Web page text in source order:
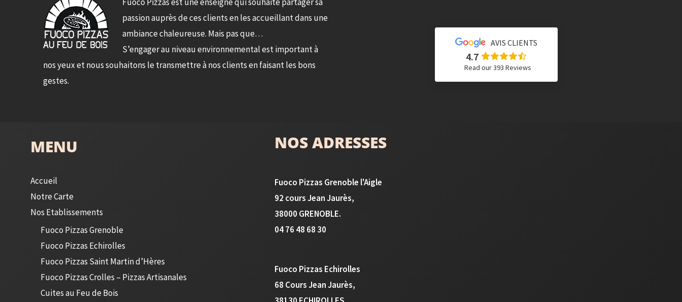
passion auprès de ces clients en les accueillant dans une
ambiance chaleureuse. Mais pas que…
S’engager au niveau environnemental est important à
nos yeux et nous souhaitons le transmettre à nos clients en faisant les bons
gestes.
AVIS CLIENTS
4.7
Read our 393 Reviews
MENU
Accueil
Notre Carte
Nos Etablissements
Fuoco Pizzas Grenoble
Fuoco Pizzas Echirolles
Fuoco Pizzas Saint Martin d’Hères
Fuoco Pizzas Crolles – Pizzas Artisanales
Cuites au Feu de Bois
NOS ADRESSES
Fuoco Pizzas Grenoble l'Aigle
92 cours Jean Jaurès,
38000 GRENOBLE.
04 76 48 68 30
Fuoco Pizzas Echirolles
68 Cours Jean Jaurès,